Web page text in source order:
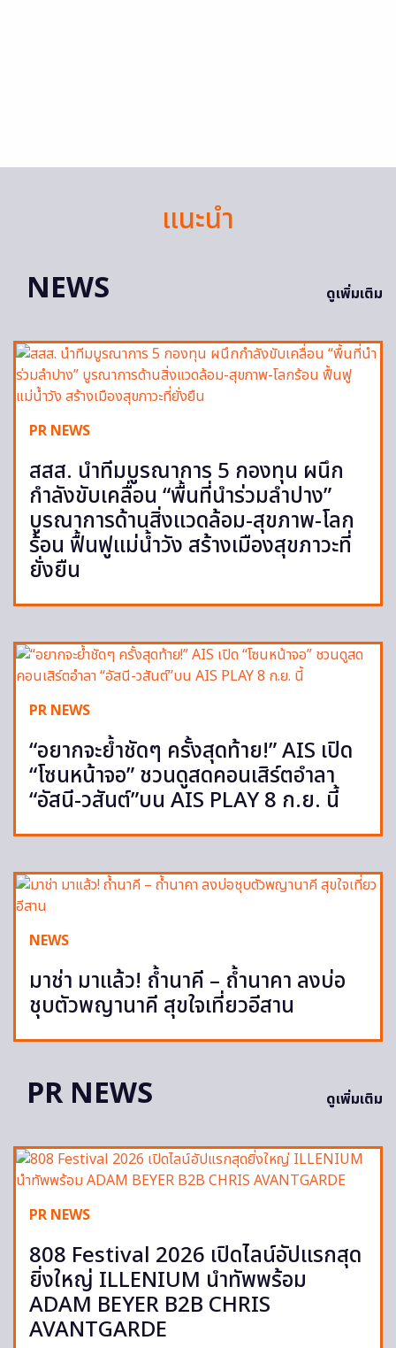
แนะนำ
NEWS
ดูเพิ่มเติม
PR NEWS
สสส. นำทีมบูรณาการ 5 กองทุน ผนึก
กำลังขับเคลื่อน “พื้นที่นำร่วมลำปาง”
บูรณาการด้านสิ่งแวดล้อม-สุขภาพ-โลก
ร้อน ฟื้นฟูแม่น้ำวัง สร้างเมืองสุขภาวะที่
ยั่งยืน
PR NEWS
“อยากจะย้ำชัดๆ ครั้งสุดท้าย!” AIS เปิด
“โซนหน้าจอ” ชวนดูสดคอนเสิร์ตอำลา
“อัสนี-วสันต์”บน AIS PLAY 8 ก.ย. นี้
NEWS
มาช่า มาแล้ว! ถ้ำนาคี – ถ้ำนาคา ลงบ่อ
ชุบตัวพญานาคี สุขใจเที่ยวอีสาน
PR NEWS ดูเพิ่มเติม
PR NEWS
808 Festival 2026 เปิดไลน์อัปแรกสุด
ยิ่งใหญ่ ILLENIUM นำทัพพร้อม
ADAM BEYER B2B CHRIS
AVANTGARDE